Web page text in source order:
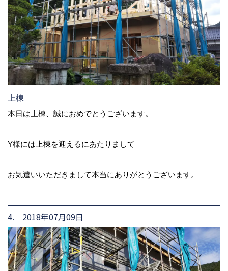
上棟
本日は上棟、誠におめでとうございます。
Y様には上棟を迎えるにあたりまして
お気遣いいただきまして本当にありがとうございます。
4. 2018年07月09日